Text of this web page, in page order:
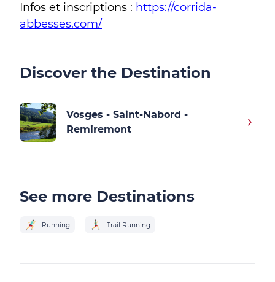
Infos et inscriptions : https://corrida-
abbesses.com/
Discover the Destination
Vosges - Saint-Nabord -
Remiremont
See more Destinations
Running Trail Running